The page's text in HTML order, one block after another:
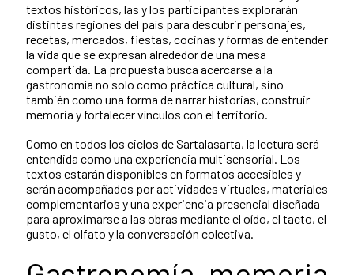
textos históricos, las y los participantes explorarán
distintas regiones del país para descubrir personajes,
recetas, mercados, fiestas, cocinas y formas de entender
la vida que se expresan alrededor de una mesa
compartida. La propuesta busca acercarse a la
gastronomía no solo como práctica cultural, sino
también como una forma de narrar historias, construir
memoria y fortalecer vínculos con el territorio.
Como en todos los ciclos de Sartalasarta, la lectura será
entendida como una experiencia multisensorial. Los
textos estarán disponibles en formatos accesibles y
serán acompañados por actividades virtuales, materiales
complementarios y una experiencia presencial diseñada
para aproximarse a las obras mediante el oído, el tacto, el
gusto, el olfato y la conversación colectiva.